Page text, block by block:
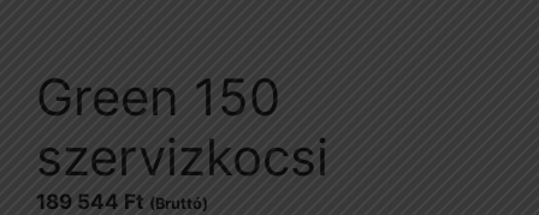
Green 150
szervizkocsi
189 544 Ft (Bruttó)